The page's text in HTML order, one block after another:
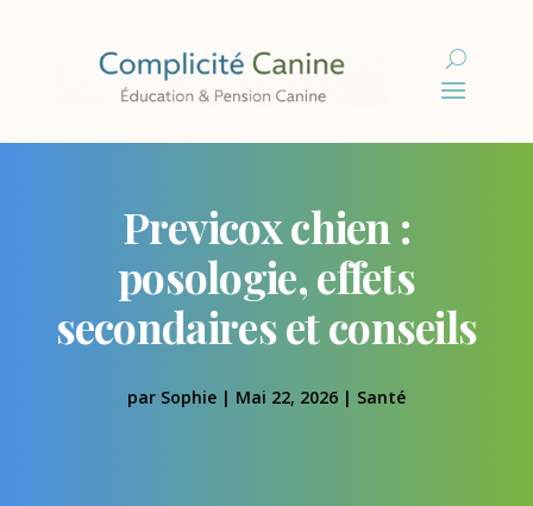
Previcox chien :
posologie, effets
secondaires et conseils
par Sophie| Mai 22, 2026| Santé